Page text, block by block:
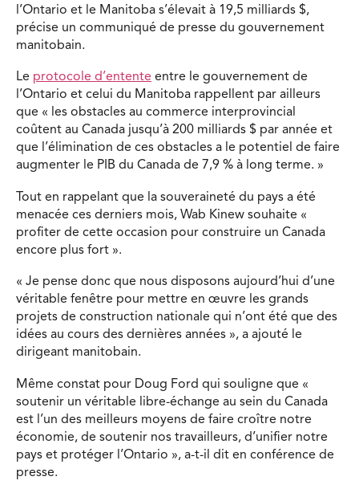
l’Ontario et le Manitoba s’élevait à 19,5 milliards $,
précise un communiqué de presse du gouvernement
manitobain.
Le protocole d’entente entre le gouvernement de
l’Ontario et celui du Manitoba rappellent par ailleurs
que « les obstacles au commerce interprovincial
coûtent au Canada jusqu’à 200 milliards $ par année et
que l’élimination de ces obstacles a le potentiel de faire
augmenter le PIB du Canada de 7,9 % à long terme. »
Tout en rappelant que la souveraineté du pays a été
menacée ces derniers mois, Wab Kinew souhaite «
profiter de cette occasion pour construire un Canada
encore plus fort ».
« Je pense donc que nous disposons aujourd’hui d’une
véritable fenêtre pour mettre en œuvre les grands
projets de construction nationale qui n’ont été que des
idées au cours des dernières années », a ajouté le
dirigeant manitobain.
Même constat pour Doug Ford qui souligne que «
soutenir un véritable libre-échange au sein du Canada
est l’un des meilleurs moyens de faire croître notre
économie, de soutenir nos travailleurs, d’unifier notre
pays et protéger l’Ontario », a-t-il dit en conférence de
presse.